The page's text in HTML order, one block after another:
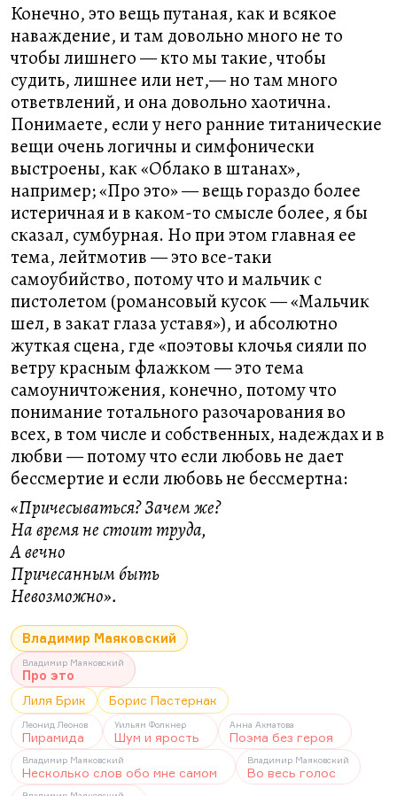
Конечно, это вещь путаная, как и всякое
наваждение, и там довольно много не то
чтобы лишнего — кто мы такие, чтобы
судить, лишнее или нет,— но там много
ответвлений, и она довольно хаотична.
Понимаете, если у него ранние титанические
вещи очень логичны и симфонически
выстроены, как «Облако в штанах»,
например; «Про это» — вещь гораздо более
истеричная и в каком-то смысле более, я бы
сказал, сумбурная. Но при этом главная ее
тема, лейтмотив — это все-таки
самоубийство, потому что и мальчик с
пистолетом (романсовый кусок — «Мальчик
шел, в закат глаза уставя»), и абсолютно
жуткая сцена, где «поэтовы клочья сияли по
ветру красным флажком — это тема
самоуничтожения, конечно, потому что
понимание тотального разочарования во
всех, в том числе и собственных, надеждах и в
любви — потому что если любовь не дает
бессмертие и если любовь не бессмертна:
«Причесываться? Зачем же?
На время не стоит труда,
А вечно
Причесанным быть
Невозможно».
Владимир Маяковский
Владимир Маяковский
Про это
Лиля Брик
Борис Пастернак
Леонид Леонов
Пирамида
Уильям Фолкнер
Шум и ярость
Анна Ахматова
Поэма без героя
Владимир Маяковский
Несколько слов обо мне самом
Владимир Маяковский
Во весь голос